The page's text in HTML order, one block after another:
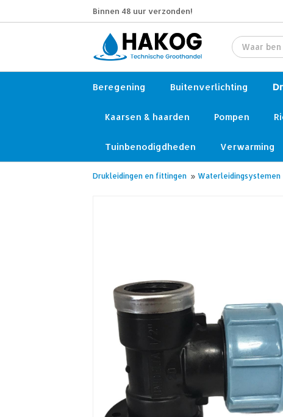
Binnen 48 uur verzonden!
Beregening Buitenverlichting
Kaarsen & haarden Pompen
Tuinbenodigdheden Verwarming
Drukleidingen en fittingen » Waterleidingsystemen